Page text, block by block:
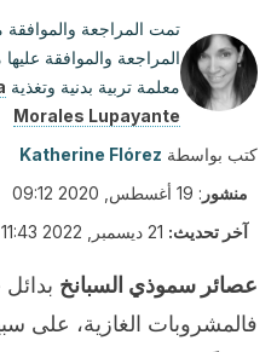
تمت المراجعة
المراجعة والموافقة
معلمة تربية بدنية وتغذية
Morales Lupayante
كتب بواسطة Katherine Flórez
منشور : 19 أغسطس, 2020 09:12
آخر تحديث: 21 ديسمبر, 2022 11:43
عصائر سموذي السبانخ
فالمشروبات الغازية، على